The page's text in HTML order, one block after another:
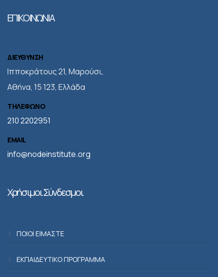
ΕΠΙΚΟΙΝΩΝΙΑ
ΔΙΕΥΘΥΝΣΗ
Iπποκράτους 21, Μαρούσι,
Αθήνα, 15 123, Ελλάδα
ΤΗΛΕΦΩΝΟ
210 2202951
EMAIL
info@nodeinstitute.org
Χρήσιμοι Σύνδεσμοι
ΠΟΙΟΙ ΕΙΜΑΣΤΕ
ΕΚΠΑΙΔΕΥΤΙΚΟ ΠΡΟΓΡΑΜΜΑ